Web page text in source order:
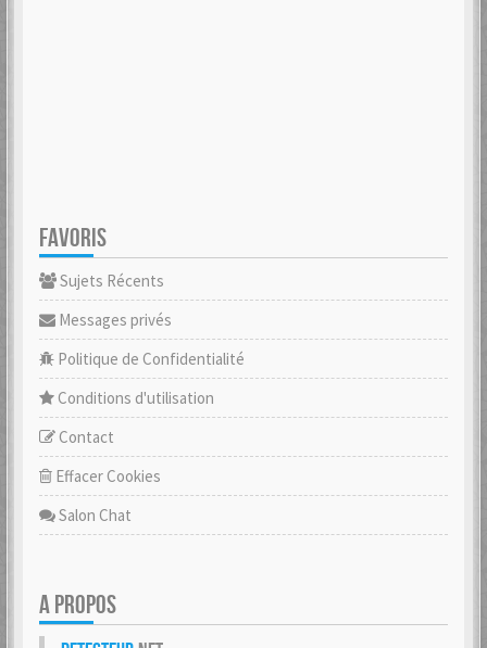
FAVORIS
Sujets Récents
Messages privés
Politique de Confidentialité
Conditions d'utilisation
Contact
Effacer Cookies
Salon Chat
A PROPOS